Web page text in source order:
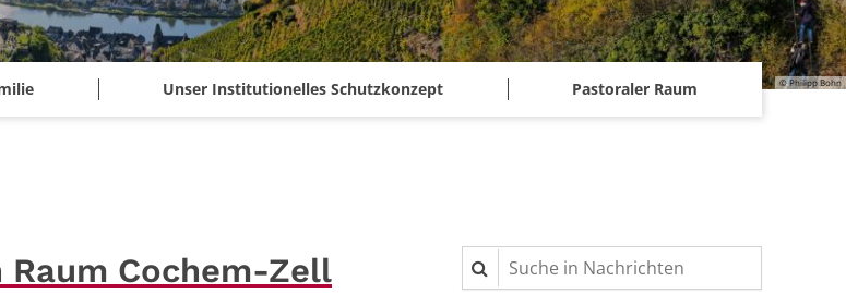
© Philipp Bohn
Unser Institutionelles Schutzkonzept Pastoraler Raum
Cochem-Zell Suche in Nachrichten